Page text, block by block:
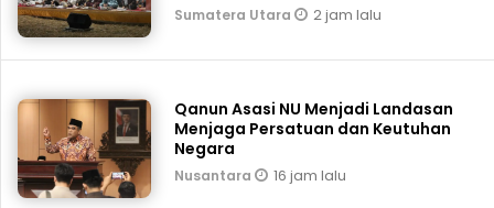
Sumatera Utara 2 jam lalu
Qanun Asasi NU Menjadi Landasan
Menjaga Persatuan dan Keutuhan
Negara
Nusantara 16 jam lalu